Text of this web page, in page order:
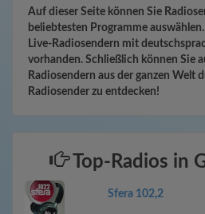
Auf dieser Seite können Sie
beliebtesten Programme
Live-Radiosendern mit
vorhanden. Schließlich können Sie
Radiosendern aus der ganzen Welt
Radiosender zu entdecken!
Top-Radios in
Sfera 102,2